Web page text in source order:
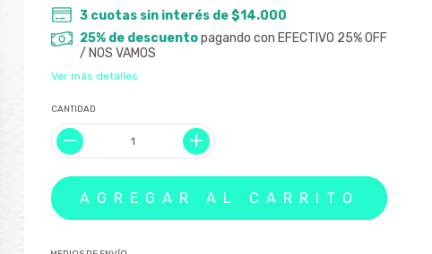
3 cuotas sin interés de$14.000
25% de descuentopagando con EFECTIVO 25% OFF
/ NOS VAMOS
Ver más detalles
CANTIDAD